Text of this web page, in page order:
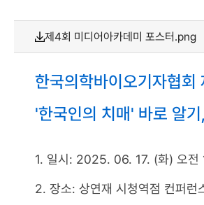
제4회 미디어아카데미 포스터.png
한국의학바이오기자협회
'한국인의 치매' 바로 알
1. 일시: 2025. 06. 17. (화) 오전
2. 장소: 상연재 시청역점 컨퍼